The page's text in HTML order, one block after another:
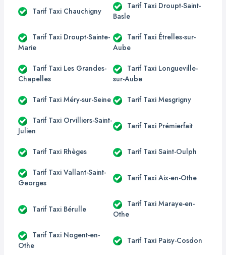
Tarif Taxi Chauchigny
Tarif Taxi Droupt-Saint-
Basle
Tarif Taxi Droupt-Sainte-
Marie
Tarif Taxi Étrelles-sur-
Aube
Tarif Taxi Les Grandes-
Chapelles
Tarif Taxi Longueville-
sur-Aube
Tarif Taxi Méry-sur-Seine Tarif Taxi Mesgrigny
Tarif Taxi Orvilliers-Saint-
Julien
Tarif Taxi Prémierfait
Tarif Taxi Rhèges Tarif Taxi Saint-Oulph
Tarif Taxi Vallant-Saint-
Georges
Tarif Taxi Aix-en-Othe
Tarif Taxi Bérulle
Tarif Taxi Maraye-en-
Othe
Tarif Taxi Nogent-en-
Othe
Tarif Taxi Paisy-Cosdon